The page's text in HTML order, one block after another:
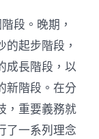
段。晚期，
起步階段，
成長階段，以
新階段。在分
，重要義務就
了一系列理念